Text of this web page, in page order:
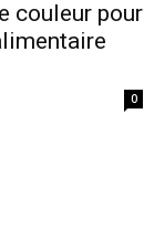
couleur pour
0